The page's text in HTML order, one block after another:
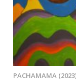
PACHAMAMA